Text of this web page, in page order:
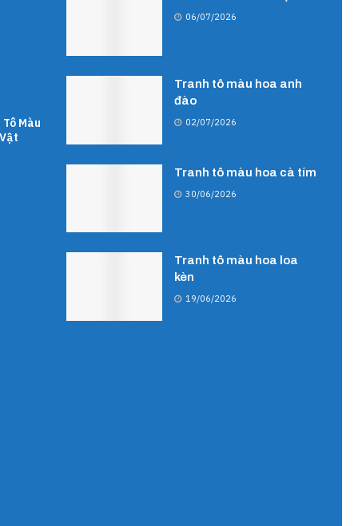
Màu
06/07/2026
Tranh tô màu hoa anh
đào
02/07/2026
Tranh tô màu hoa cà tím
30/06/2026
Tranh tô màu hoa loa
kèn
19/06/2026